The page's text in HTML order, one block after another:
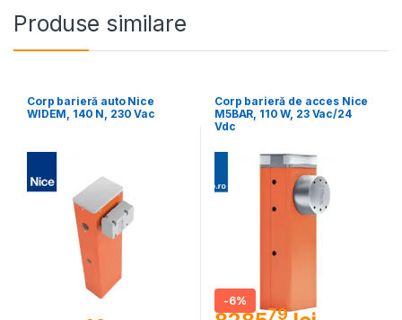
Produse similare
Corp barieră auto Nice
WIDEM, 140 N, 230 Vac
Corp barieră de acces Nice
M5BAR, 110 W, 23 Vac/24
Vdc
-6%
79